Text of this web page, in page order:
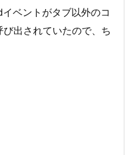
ベントがタブ以外のコ
出されていたので、ち